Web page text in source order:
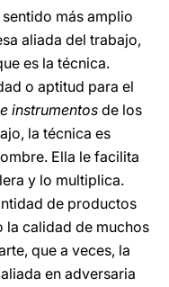
más amplio
aliada del trabajo,
es la técnica.
o aptitud para el
instrumentos de los
la técnica es
Ella le facilita
y lo multiplica.
de productos
calidad de muchos
que a veces, la
en adversaria